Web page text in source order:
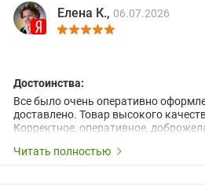
Елена К., 06.07.2026
Достоинства:
Все было очень оперативно
доставлено. Товар высокого
Корректное, оперативное,
Читать полностью